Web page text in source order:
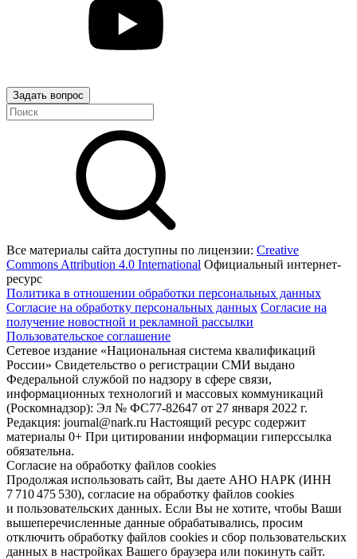
Задать вопрос
Все материалы сайта доступны по лицензии: Creative
Commons Attribution 4.0 International Официальный интернет-
ресурс
Политика в отношении обработки персональных данных
Согласие на обработку персональных данных Согласие на
получение новостной и рекламной рассылки
Пользовательское соглашение
Сетевое издание «Национальная система квалификаций
России» Свидетельство о регистрации СМИ выдано
Федеральной службой по надзору в сфере связи,
информационных технологий и массовых коммуникаций
(Роскомнадзор): Эл № ФС77-82647 от 27 января 2022 г.
Редакция: journal@nark.ru Настоящий ресурс содержит
материалы 0+ При цитировании информации гиперссылка
обязательна.
Согласие на обработку файлов cookies
Продолжая использовать сайт, Вы даете АНО НАРК (ИНН
7 710 475 530), согласие на обработку файлов cookies
и пользовательских данных. Если Вы не хотите, чтобы Ваши
вышеперечисленные данные обрабатывались, просим
отключить обработку файлов cookies и сбор пользовательских
данных в настройках Вашего браузера или покинуть сайт.